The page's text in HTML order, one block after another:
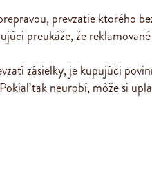
prevzatie ktorého
preukáže, že
zásielky, je kupujúci
tak neurobí, môže si